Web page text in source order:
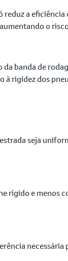
reduz a
o
banda de
à rigidez dos
seja
rígido e menos
necessária